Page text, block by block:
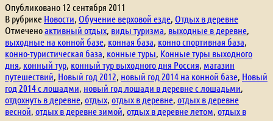
Опубликовано 12 сентября 2011
В рубрике Новости Обучение верховой езде Отдых в деревне
Отмеченоактивный отдых виды туризма выходные в деревне
выходные на конной базе конная база конно спортивная база
конно-туристическая база конные туры Конные туры выходного
дня конный тур конный тур выходного дня Россия магазин
путешествий Новый год 2012 новый год 2014 на конной базе Новый
год 2014 с лошадми новый год лошади в деревне с лошадьми
отдохнуть в деревне отдых отдых в деревне отдых в деревне
весной отдых в деревне зимой отдых в деревне летом отдых в